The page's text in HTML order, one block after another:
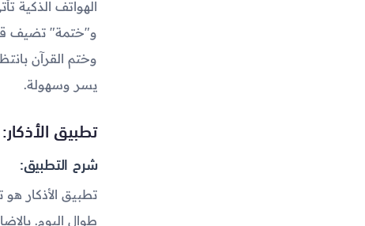
الهواتف الذكية
و"ختمة" تضيف
وختم القرآن
يسر وسهولة.
تطبيق الأذكار:
شرح التطبيق:
تطبيق الأذكار
طوال اليوم.